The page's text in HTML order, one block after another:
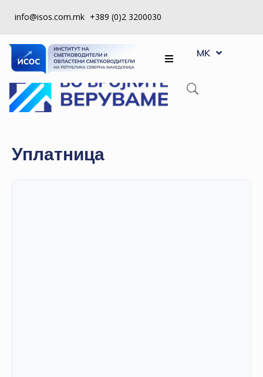
info@isos.com.mk +389 (0)2 3200030
ЗА
НАС
РЕГИСТРИ
НА
MK
SQ
Уплатница